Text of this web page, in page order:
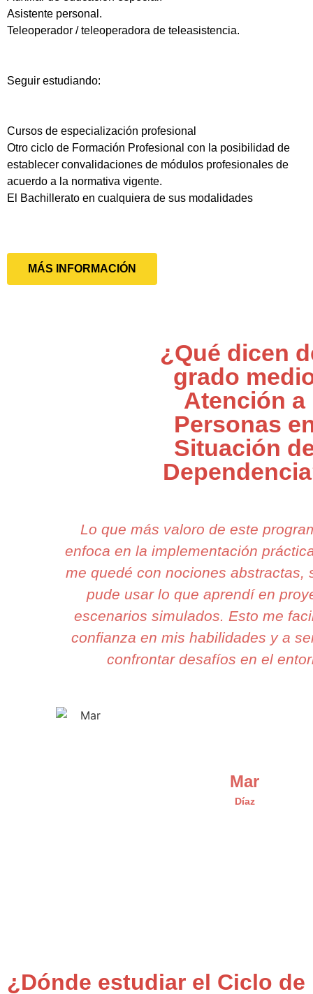
Asistente personal.
Teleoperador / teleoperadora de teleasistencia.
Seguir estudiando:
Cursos de especialización profesional
Otro ciclo de Formación Profesional con la posibilidad de
establecer convalidaciones de módulos profesionales de
acuerdo a la normativa vigente.
El Bachillerato en cualquiera de sus modalidades
MÁS INFORMACIÓN
¿Qué dicen
grado
Atención a
Personas
Situación
Lo que más valoro de este
enfoca en la implementación
me quedé con nociones abstractas,
pude usar lo que aprendí en
escenarios simulados. Esto me
confianza en mis habilidades y a
confrontar desafíos en el
Mar
Díaz
¿Dónde estudiar el Ciclo de